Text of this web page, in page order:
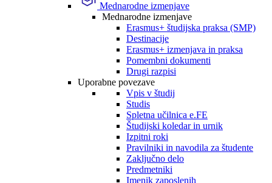
Mednarodne izmenjave
Mednarodne izmenjave
Erasmus+ študijska praksa (SMP)
Destinacije
Erasmus+ izmenjava in praksa
Pomembni dokumenti
Drugi razpisi
Uporabne povezave
Vpis v študij
Studis
Spletna učilnica e.FE
Študijski koledar in urnik
Izpitni roki
Pravilniki in navodila za študente
Zaključno delo
Predmetniki
Imenik zaposlenih